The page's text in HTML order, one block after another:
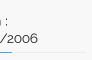
:
2006